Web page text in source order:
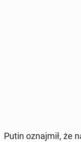
Putin oznaj­mił, że